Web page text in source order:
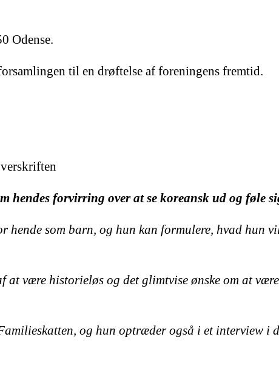
Odense.
til en drøftelse af foreningens fremtid.
forvirring over at se koreansk ud og føle
som barn, og hun kan formulere, hvad hun
være historieløs og det glimtvise ønske om at
og hun optræder også i et interview i